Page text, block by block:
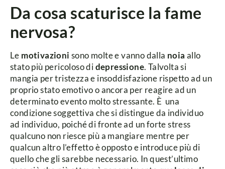
Da cosa scaturisce la fame
nervosa?
Le motivazioni sono molte e vanno dalla noia allo
stato più pericoloso didepressione. Talvolta si
mangia per tristezza e insoddisfazione rispetto ad un
proprio stato emotivo o ancora per reagire ad un
determinato evento molto stressante. È una
condizione soggettiva che si distingue da individuo
ad individuo, poiché di fronte ad un forte stress
qualcuno non riesce più a mangiare mentre per
qualcun altro l’effetto è opposto e introduce più di
quello che gli sarebbe necessario. In quest’ultimo